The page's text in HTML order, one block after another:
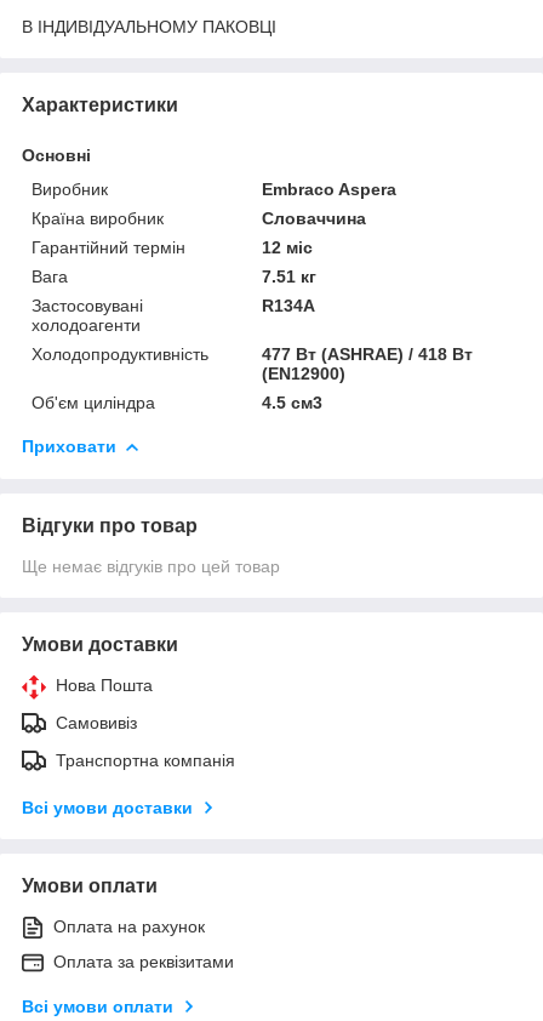
В ІНДИВІДУАЛЬНОМУ ПАКОВЦІ
Характеристики
Основні
Виробник
Embraco Aspera
Країна виробник
Словаччина
Гарантійний термін
12 міс
Вага
7.51 кг
Застосовувані
холодоагенти
R134A
Холодопродуктивність
477 Вт (ASHRAE) / 418 Вт
(EN12900)
Об'єм циліндра
4.5 см3
Приховати
Відгуки про товар
Ще немає відгуків про цей товар
Умови доставки
Нова Пошта
Самовивіз
Транспортна компанія
Всі умови доставки
Умови оплати
Оплата на рахунок
Оплата за реквізитами
Всі умови оплати